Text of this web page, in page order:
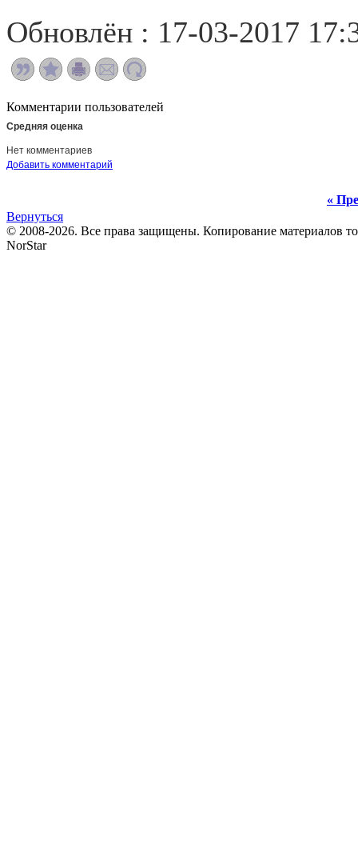
Обновлён : 17-03-2017
Комментарии пользователей
Средняя оценка
Нет комментариев
Добавить комментарий
«
Вернуться
© 2008-2026. Все права защищены. Копирование материалов
NorStar